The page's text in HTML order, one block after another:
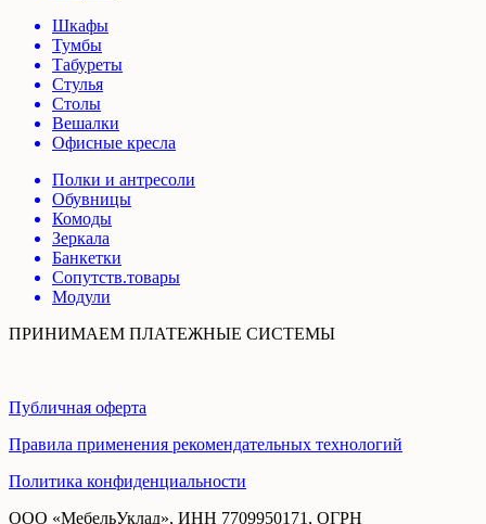
Шкафы
Тумбы
Табуреты
Стулья
Столы
Вешалки
Офисные кресла
Полки и антресоли
Обувницы
Комоды
Зеркала
Банкетки
Сопутств.товары
Модули
ПРИНИМАЕМ ПЛАТЕЖНЫЕ СИСТЕМЫ
Публичная оферта
Правила применения рекомендательных технологий
Политика конфиденциальности
ООО «МебельУклад», ИНН 7709950171, ОГРН